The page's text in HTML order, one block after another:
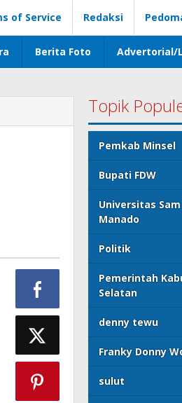
of Service Redaksi
Berita Foto Advertorial/
Topik
Pemkab Minsel
Bupati FDW
Universitas
Manado
Politik
Pemerintah
Selatan
denny tewu
Franky Donny
sulut